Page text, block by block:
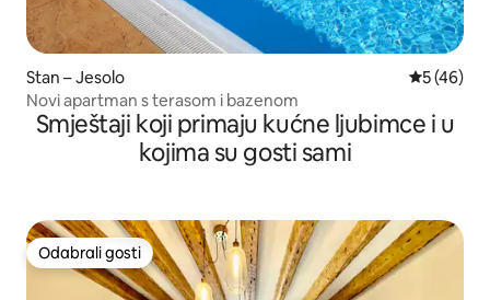
Stan – Jesolo Prosječna
5 (46)
Novi apartman s terasom i bazenom
Smještaji koji primaju kućne ljubimce i u
kojima su gosti sami
Odabrali gosti
Odabrali gosti